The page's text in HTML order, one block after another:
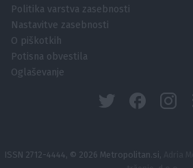
Politika varstva zasebnosti
Nastavitve zasebnosti
O piškotkih
Potisna obvestila
Oglaševanje
ISSN 2712-4444, © 2026 Metropolitan.si,